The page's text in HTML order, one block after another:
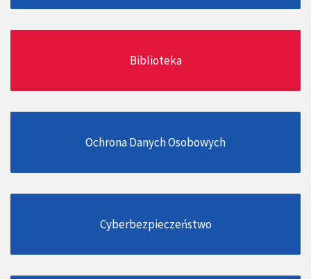
Biblioteka
Ochrona Danych Osobowych
Cyberbezpieczeństwo